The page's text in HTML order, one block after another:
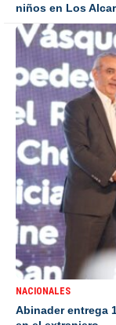
niños en Los
NACIONALES
Abinader entrega